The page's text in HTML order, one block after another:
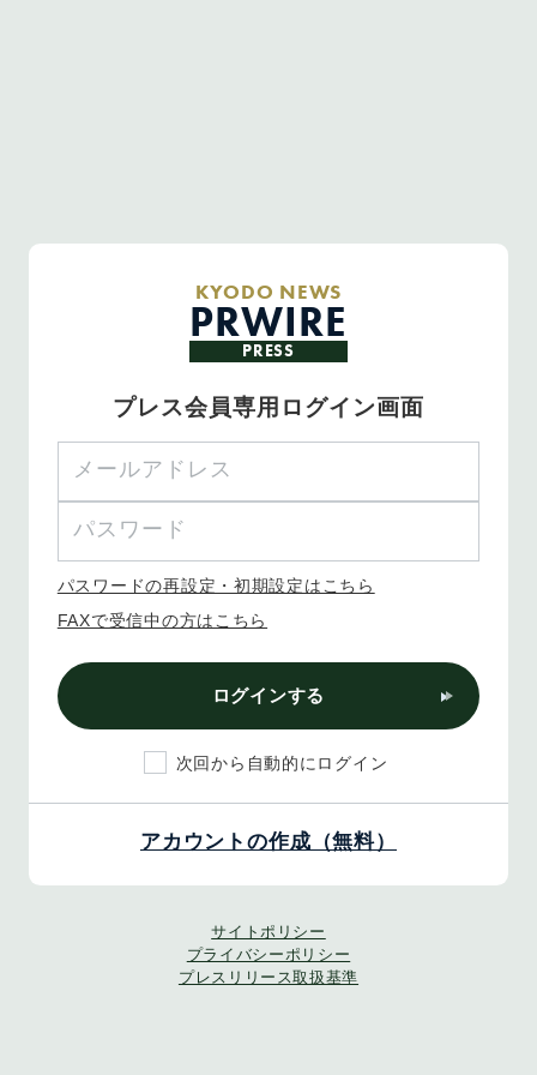
KYODO NEWS
PRWIRE
PRESS
プレス会員専用ログイン画面
パスワードの再設定・初期設定はこちら
FAXで受信中の方はこちら
ログインする
次回から自動的にログイン
アカウントの作成（無料）
サイトポリシー
プライバシーポリシー
プレスリリース取扱基準